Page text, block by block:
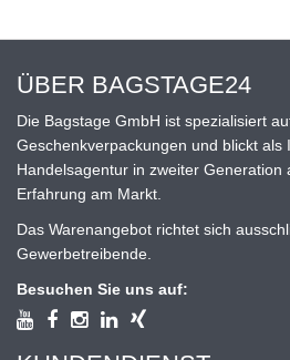
ÜBER BAGSTAGE24
Die Bagstage GmbH ist spezialisiert
Geschenkverpackungen und blickt als
Handelsagentur in zweiter Generation
Erfahrung am Markt.
Das Warenangebot richtet sich
Gewerbetreibende.
Besuchen Sie uns auf: